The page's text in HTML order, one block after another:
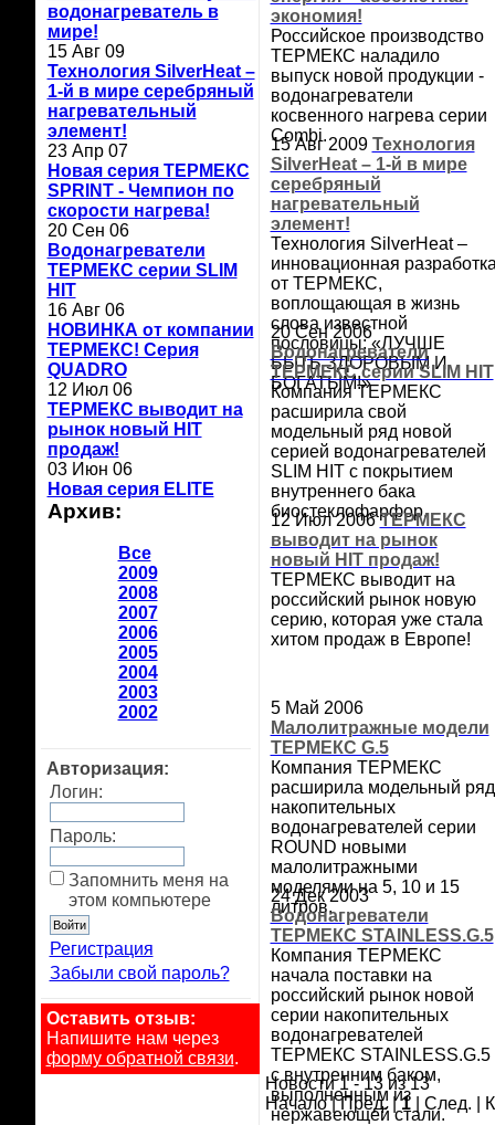
водонагреватель в
мире!
15 Авг 09
Технология SilverHeat –
1-й в мире серебряный
нагревательный
элемент!
23 Апр 07
Новая серия ТЕРМЕКС
SPRINT - Чемпион по
скорости нагрева!
20 Сен 06
Водонагреватели
ТЕРМЕКС серии SLIM
HIT
16 Авг 06
НОВИНКА от компании
ТЕРМЕКС! Серия
QUADRO
12 Июл 06
ТЕРМЕКС выводит на
рынок новый HIT
продаж!
03 Июн 06
Новая серия ELITE
Архив:
Все
2009
2008
2007
2006
2005
2004
2003
2002
Авторизация:
Логин:
Пароль:
Запомнить меня на
этом компьютере
Регистрация
Забыли свой пароль?
Оставить отзыв:
Напишите нам через
форму обратной связи.
экономия!
Российское производство
ТЕРМЕКС наладило
выпуск новой продукции -
водонагреватели
косвенного нагрева серии
Combi.
15 Авг 2009 Технология
SilverHeat – 1-й в мире
серебряный
нагревательный
элемент!
Технология SilverHeat –
инновационная
от ТЕРМЕКС,
воплощающая в жизнь
слова известной
пословицы: «ЛУЧШЕ
БЫТЬ ЗДОРОВЫМ И
БОГАТЫМ!»
20 Сен 2006
Водонагреватели
ТЕРМЕКС серии SLIM HIT
Компания ТЕРМЕКС
расширила свой
модельный ряд новой
серией водонагревателей
SLIM HIT с покрытием
внутреннего бака
биостеклофарфор.
12 Июл 2006 ТЕРМЕКС
выводит на рынок
новый HIT продаж!
ТЕРМЕКС выводит на
российский рынок новую
серию, которая уже стала
хитом продаж в Европе!
5 Май 2006
Малолитражные модели
ТЕРМЕКС G.5
Компания ТЕРМЕКС
расширила модельный ряд
накопительных
водонагревателей серии
ROUND новыми
малолитражными
моделями на 5, 10 и 15
литров.
24 Дек 2003
Водонагреватели
ТЕРМЕКС STAINLESS.G.5
Компания ТЕРМЕКС
начала поставки на
российский рынок новой
серии накопительных
водонагревателей
ТЕРМЕКС STAINLESS.G.5
с внутренним баком,
выполненным из
нержавеющей стали.
Новости 1 - 13 из 13
Начало | Пред. |1| След. |